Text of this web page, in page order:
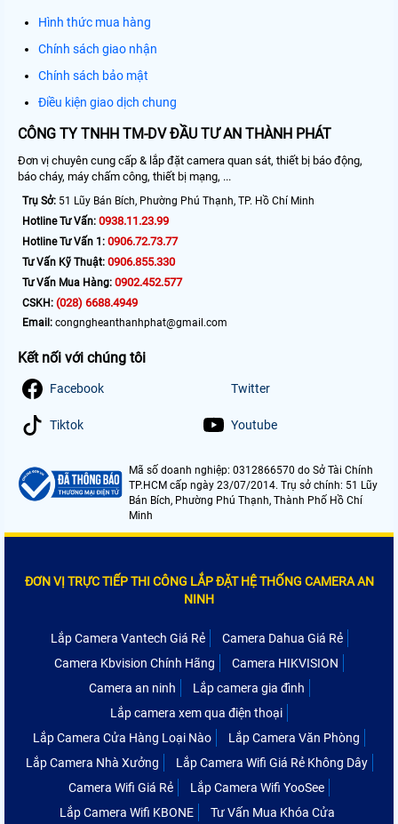
Hình thức mua hàng
Chính sách giao nhận
Chính sách bảo mật
Điều kiện giao dịch chung
CÔNG TY TNHH TM-DV ĐẦU TƯ AN THÀNH PHÁT
Đơn vị chuyên cung cấp & lắp đặt camera quan sát, thiết bị báo động,
báo cháy, máy chấm công, thiết bị mạng, ...
Trụ Sở: 51 Lũy Bán Bích, Phường Phú Thạnh, TP. Hồ Chí Minh
Hotline Tư Vấn: 0938.11.23.99
Hotline Tư Vấn 1: 0906.72.73.77
Tư Vấn Kỹ Thuật: 0906.855.330
Tư Vấn Mua Hàng: 0902.452.577
CSKH: (028) 6688.4949
Email: congngheanthanhphat@gmail.com
Kết nối với chúng tôi
Facebook Twitter
Tiktok Youtube
Mã số doanh nghiệp: 0312866570 do Sở Tài Chính
TP.HCM cấp ngày 23/07/2014. Trụ sở chính: 51 Lũy
Bán Bích, Phường Phú Thạnh, Thành Phố Hồ Chí
Minh
ĐƠN VỊ TRỰC TIẾP THI CÔNG LẮP ĐẶT HỆ THỐNG CAMERA AN
NINH
Lắp Camera Vantech Giá Rẻ
Camera Dahua Giá Rẻ
Camera Kbvision Chính Hãng
Camera HIKVISION
Camera an ninh
Lắp camera gia đình
Lắp camera xem qua điện thoại
Lắp Camera Cửa Hàng Loại Nào
Lắp Camera Văn Phòng
Lắp Camera Nhà Xưởng
Lắp Camera Wifi Giá Rẻ Không Dây
Camera Wifi Giá Rẻ
Lắp Camera Wifi YooSee
Lắp Camera Wifi KBONE
Tư Vấn Mua Khóa Cửa